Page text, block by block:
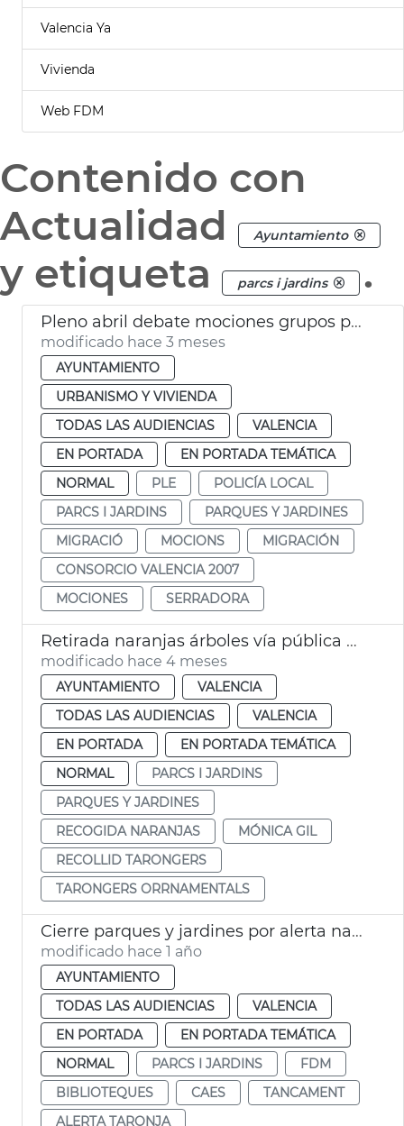
Valencia Ya
Vivienda
Web FDM
Contenido con
Actualidad
Ayuntamiento
y etiqueta parcs i jardins .
Pleno abril debate mociones grupos políticos
modificado hace 3 meses
AYUNTAMIENTO
URBANISMO Y VIVIENDA
TODAS LAS AUDIENCIAS
VALENCIA
EN PORTADA
EN PORTADA TEMÁTICA
NORMAL
PLE
POLICÍA LOCAL
PARCS I JARDINS
PARQUES Y JARDINES
MIGRACIÓ
MOCIONS
MIGRACIÓN
CONSORCIO VALENCIA 2007
MOCIONES
SERRADORA
Retirada naranjas árboles vía pública València
modificado hace 4 meses
AYUNTAMIENTO
VALENCIA
TODAS LAS AUDIENCIAS
VALENCIA
EN PORTADA
EN PORTADA TEMÁTICA
NORMAL
PARCS I JARDINS
PARQUES Y JARDINES
RECOGIDA NARANJAS
MÓNICA GIL
RECOLLID TARONGERS
TARONGERS ORRNAMENTALS
Cierre parques y jardines por alerta naranja
modificado hace 1 año
AYUNTAMIENTO
TODAS LAS AUDIENCIAS
VALENCIA
EN PORTADA
EN PORTADA TEMÁTICA
NORMAL
PARCS I JARDINS
FDM
BIBLIOTEQUES
CAES
TANCAMENT
ALERTA TARONJA